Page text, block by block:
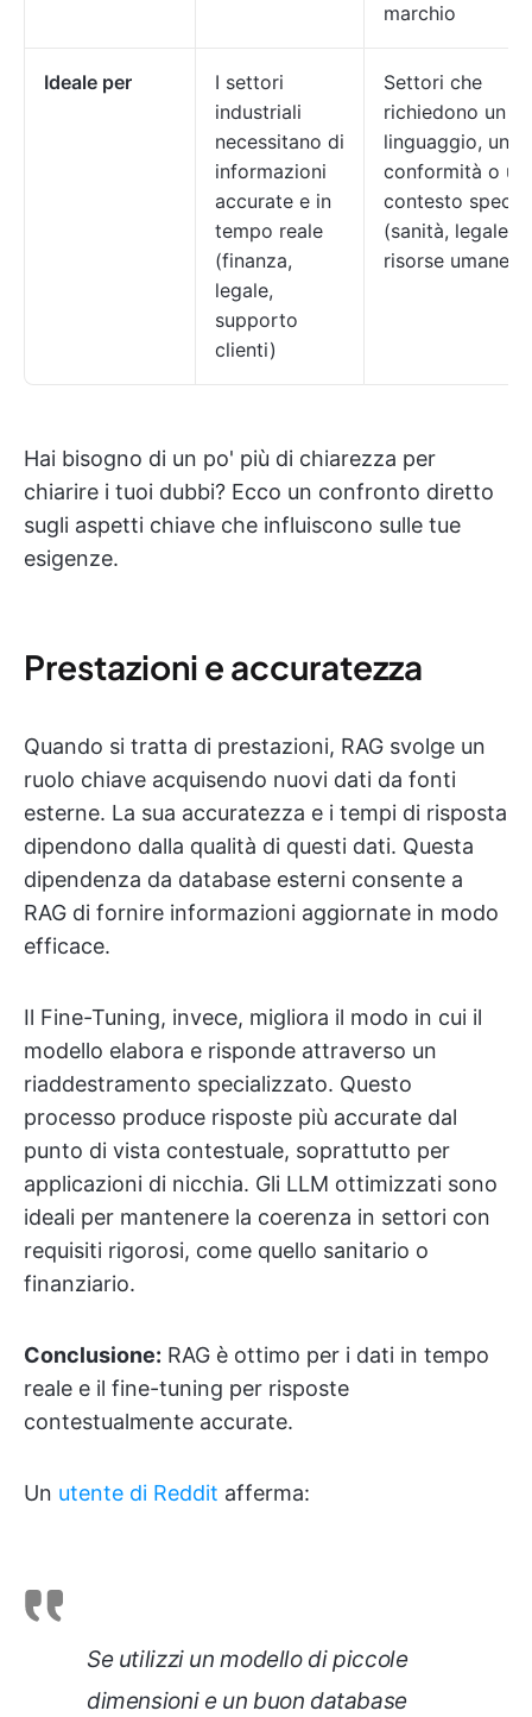
marchio
Ideale per
I settori
industriali
necessitano di
informazioni
accurate e in
tempo reale
(finanza,
legale,
supporto
clienti)
Settori che
richiedono un
linguaggio, una
conformità o un
contesto
(sanità, legale,
risorse umane)
Hai bisogno di un po' più di chiarezza per
chiarire i tuoi dubbi? Ecco un confronto diretto
sugli aspetti chiave che influiscono sulle tue
esigenze.
Prestazioni e accuratezza
Quando si tratta di prestazioni, RAG svolge un
ruolo chiave acquisendo nuovi dati da fonti
esterne. La sua accuratezza e i tempi di risposta
dipendono dalla qualità di questi dati. Questa
dipendenza da database esterni consente a
RAG di fornire informazioni aggiornate in modo
efficace.
Il Fine-Tuning, invece, migliora il modo in cui il
modello elabora e risponde attraverso un
riaddestramento specializzato. Questo
processo produce risposte più accurate dal
punto di vista contestuale, soprattutto per
applicazioni di nicchia. Gli LLM ottimizzati sono
ideali per mantenere la coerenza in settori con
requisiti rigorosi, come quello sanitario o
finanziario.
Conclusione: RAG è ottimo per i dati in tempo
reale e il fine-tuning per risposte
contestualmente accurate.
Un utente di Reddit afferma:
Se utilizzi un modello di piccole
dimensioni e un buon database